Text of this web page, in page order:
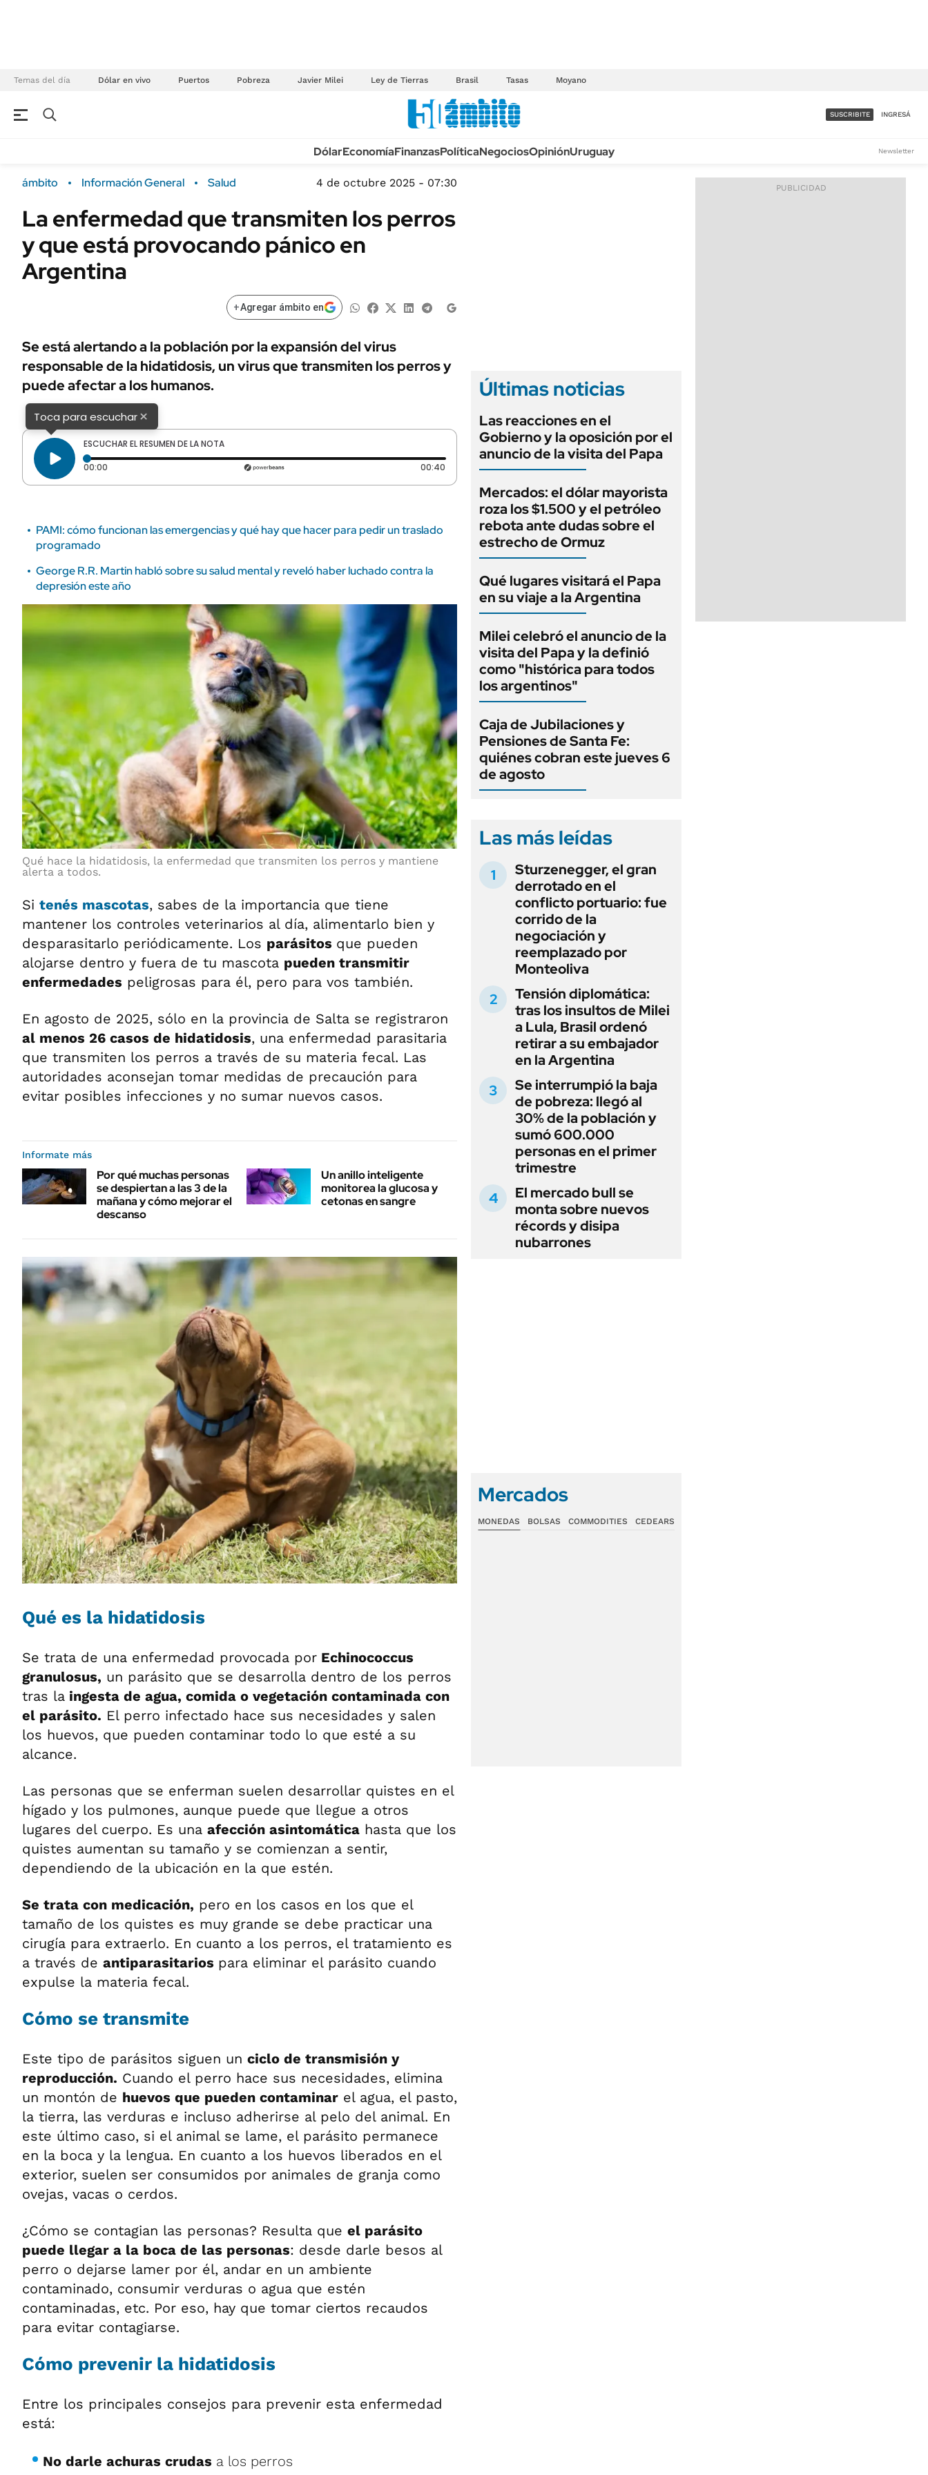
Temas del día Dólar en vivo Puertos Pobreza Javier Milei Ley de Tierras Brasil Tasas Moyano
Campo
FINANZAS
Dólar
Sustentabilidad
ENERGY REPORT
URUGUAY
TECNOLOGÍA
MÉXICO
MUNDO
INFORMACIÓN GENERAL
AUTOS
ACCESO FULL - $1.800/MES
SUSCRIBITE INGRESÁ
DólarEconomíaFinanzasPolíticaNegociosOpiniónUruguay Newsletter
ámbito Información General Salud 4 de octubre 2025 - 07:30
La enfermedad que transmiten los perros
y que está provocando pánico en
Argentina
+Agregar ámbito en
Se está alertando a la población por la expansión del virus
responsable de la hidatidosis, un virus que transmiten los perros y
puede afectar a los humanos.
Toca para escuchar×
ESCUCHAR EL RESUMEN DE LA NOTA
00:00 Tiempo transcurrido: 0 segundos 00:40 Duración: 40 segundos
PAMI: cómo funcionan las emergencias y qué hay que hacer para pedir un traslado
programado
George R.R. Martin habló sobre su salud mental y reveló haber luchado contra la
depresión este año
Qué hace la hidatidosis, la enfermedad que transmiten los perros y mantiene
alerta a todos.
Si tenés mascotas, sabes de la importancia que tiene
mantener los controles veterinarios al día, alimentarlo bien y
desparasitarlo periódicamente. Los parásitos que pueden
alojarse dentro y fuera de tu mascota pueden transmitir
enfermedades peligrosas para él, pero para vos también.
En agosto de 2025, sólo en la provincia de Salta se registraron
al menos 26 casos de hidatidosis, una enfermedad parasitaria
que transmiten los perros a través de su materia fecal. Las
autoridades aconsejan tomar medidas de precaución para
evitar posibles infecciones y no sumar nuevos casos.
Informate más
Por qué muchas personas
se despiertan a las 3 de la
mañana y cómo mejorar el
descanso
Un anillo inteligente
monitorea la glucosa y
cetonas en sangre
Qué es la hidatidosis
Se trata de una enfermedad provocada por Echinococcus
granulosus, un parásito que se desarrolla dentro de los perros
tras la ingesta de agua, comida o vegetación contaminada con
el parásito. El perro infectado hace sus necesidades y salen
los huevos, que pueden contaminar todo lo que esté a su
alcance.
Las personas que se enferman suelen desarrollar quistes en el
hígado y los pulmones, aunque puede que llegue a otros
lugares del cuerpo. Es una afección asintomática hasta que los
quistes aumentan su tamaño y se comienzan a sentir,
dependiendo de la ubicación en la que estén.
Se trata con medicación, pero en los casos en los que el
tamaño de los quistes es muy grande se debe practicar una
cirugía para extraerlo. En cuanto a los perros, el tratamiento es
a través de antiparasitarios para eliminar el parásito cuando
expulse la materia fecal.
Cómo se transmite
Este tipo de parásitos siguen un ciclo de transmisión y
reproducción. Cuando el perro hace sus necesidades, elimina
un montón de huevos que pueden contaminar el agua, el pasto,
la tierra, las verduras e incluso adherirse al pelo del animal. En
este último caso, si el animal se lame, el parásito permanece
en la boca y la lengua. En cuanto a los huevos liberados en el
exterior, suelen ser consumidos por animales de granja como
ovejas, vacas o cerdos.
¿Cómo se contagian las personas? Resulta que el parásito
puede llegar a la boca de las personas: desde darle besos al
perro o dejarse lamer por él, andar en un ambiente
contaminado, consumir verduras o agua que estén
contaminadas, etc. Por eso, hay que tomar ciertos recaudos
para evitar contagiarse.
Cómo prevenir la hidatidosis
Entre los principales consejos para prevenir esta enfermedad
está:
No darle achuras crudas a los perros
Últimas noticias
Las reacciones en el
Gobierno y la oposición por el
anuncio de la visita del Papa
Mercados: el dólar mayorista
roza los $1.500 y el petróleo
rebota ante dudas sobre el
estrecho de Ormuz
Qué lugares visitará el Papa
en su viaje a la Argentina
Milei celebró el anuncio de la
visita del Papa y la definió
como "histórica para todos
los argentinos"
Caja de Jubilaciones y
Pensiones de Santa Fe:
quiénes cobran este jueves 6
de agosto
Las más leídas
Sturzenegger, el gran
derrotado en el
conflicto portuario: fue
corrido de la
negociación y
reemplazado por
Monteoliva
Tensión diplomática:
tras los insultos de Milei
a Lula, Brasil ordenó
retirar a su embajador
en la Argentina
Se interrumpió la baja
de pobreza: llegó al
30% de la población y
sumó 600.000
personas en el primer
trimestre
El mercado bull se
monta sobre nuevos
récords y disipa
nubarrones
Mercados
MONEDAS BOLSAS COMMODITIES CEDEARS